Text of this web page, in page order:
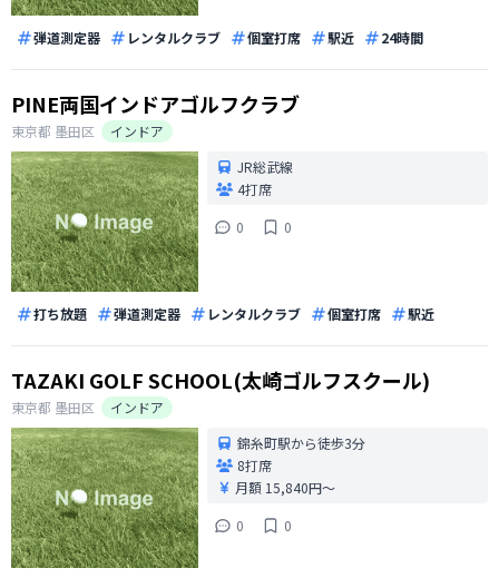
弾道測定器 レンタルクラブ 個室打席 駅近 24時間
PINE両国インドアゴルフクラブ
東京都 墨田区
インドア
JR総武線
4打席
0
0
打ち放題 弾道測定器 レンタルクラブ 個室打席 駅近
TAZAKI GOLF SCHOOL(太崎ゴルフスクール)
東京都 墨田区
インドア
錦糸町駅から徒歩3分
8打席
月額 15,840円〜
0
0